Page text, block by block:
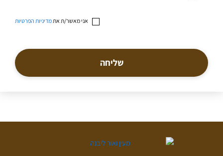
אני מאשר/ת אתמדיניות הפרטיות
שליחה